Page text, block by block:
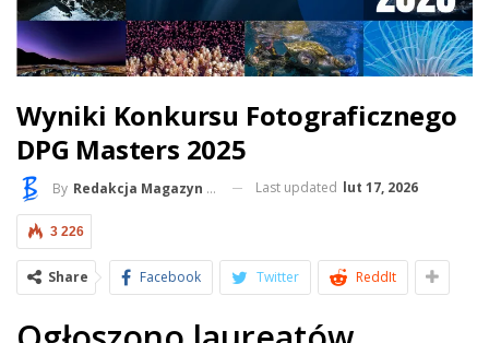
Wyniki Konkursu Fotograficznego
DPG Masters 2025
By Redakcja Magazyn BlueLife Last updated lut 17, 2026
3 226
Share Facebook Twitter ReddIt